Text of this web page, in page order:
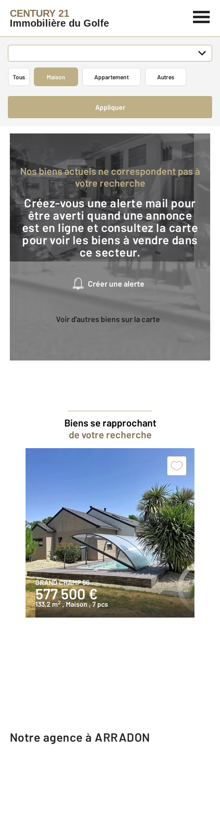
CENTURY 21
Immobilière du Golfe
Tous Maison Appartement Autres
Appliquer
Nos biens actuels ne correspondent pas à
votre recherche
Créez-vous une alerte mail pour
être averti quand une annonce
est en ligne et consultez la carte
pour voir les biens à vendre dans
ce secteur.
Créer une alerte
Voir d'autres biens sur la carte
Biens se rapprochant
de votre recherche
GRAND CHAMP 56
577 500 €
133,2 m2 , Maison, 7 pcs
Notre agence à ARRADON